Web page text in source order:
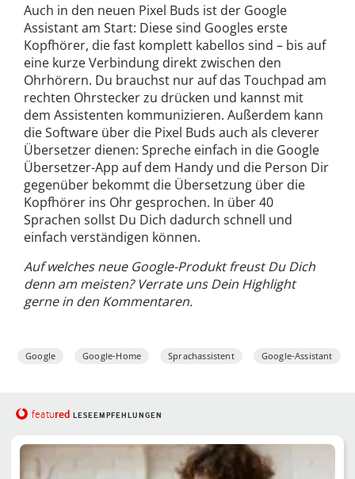
Auch in den neuen Pixel Buds ist der Google
Assistant am Start: Diese sind Googles erste
Kopfhörer, die fast komplett kabellos sind – bis auf
eine kurze Verbindung direkt zwischen den
Ohrhörern. Du brauchst nur auf das Touchpad am
rechten Ohrstecker zu drücken und kannst mit
dem Assistenten kommunizieren. Außerdem kann
die Software über die Pixel Buds auch als cleverer
Übersetzer dienen: Spreche einfach in die Google
Übersetzer-App auf dem Handy und die Person Dir
gegenüber bekommt die Übersetzung über die
Kopfhörer ins Ohr gesprochen. In über 40
Sprachen sollst Du Dich dadurch schnell und
einfach verständigen können.
Auf welches neue Google-Produkt freust Du Dich
denn am meisten? Verrate uns Dein Highlight
gerne in den Kommentaren.
Google Google-Home Sprachassistent Google-Assistant
featured LESEEMPFEHLUNGEN